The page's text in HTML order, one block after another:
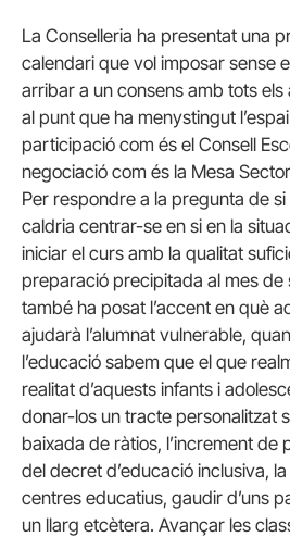
La Conselleria ha presentat una
calendari que vol imposar sense
arribar a un consens amb tots
al punt que ha menystingut
participació com és el Consell
negociació com és la Mesa
Per respondre a la pregunta de
caldria centrar-se en si en la
iniciar el curs amb la qualitat
preparació precipitada al mes de
també ha posat l’accent en què
ajudarà l’alumnat vulnerable,
l’educació sabem que el que
realitat d’aquests infants i
donar-los un tracte personalitzat
baixada de ràtios, l’increment de
del decret d’educació inclusiva,
centres educatius, gaudir d’uns
un llarg etcètera. Avançar les